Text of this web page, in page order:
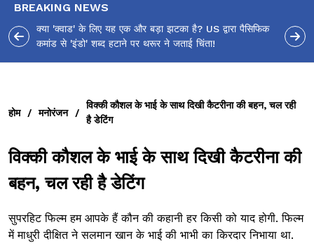
BREAKING NEWS
आलिया भट्ट का मज़ेदार 'शर्वरी कहाँ है?' पोस्ट, 'अल्फा' टीज़र पर
उठे सवालों का मज़ाकिया जवाब!
होम / मनोरंजन /
विक्की कौशल के भाई के साथ दिखी कैटरीना की बहन, चल रही
है डेटिंग
विक्की कौशल के भाई के साथ दिखी कैटरीना की
बहन, चल रही है डेटिंग
सुपरहिट फिल्म हम आपके हैं कौन की कहानी हर किसी को याद होगी. फिल्म
में माधुरी दीक्षित ने सलमान खान के भाई की भाभी का किरदार निभाया था.